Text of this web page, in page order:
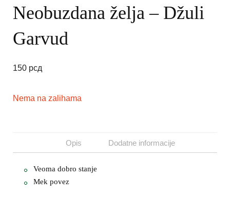
Neobuzdana želja – Džuli
Garvud
150 рсд
Nema na zalihama
Opis Dodatne informacije
Veoma dobro stanje
Mek povez